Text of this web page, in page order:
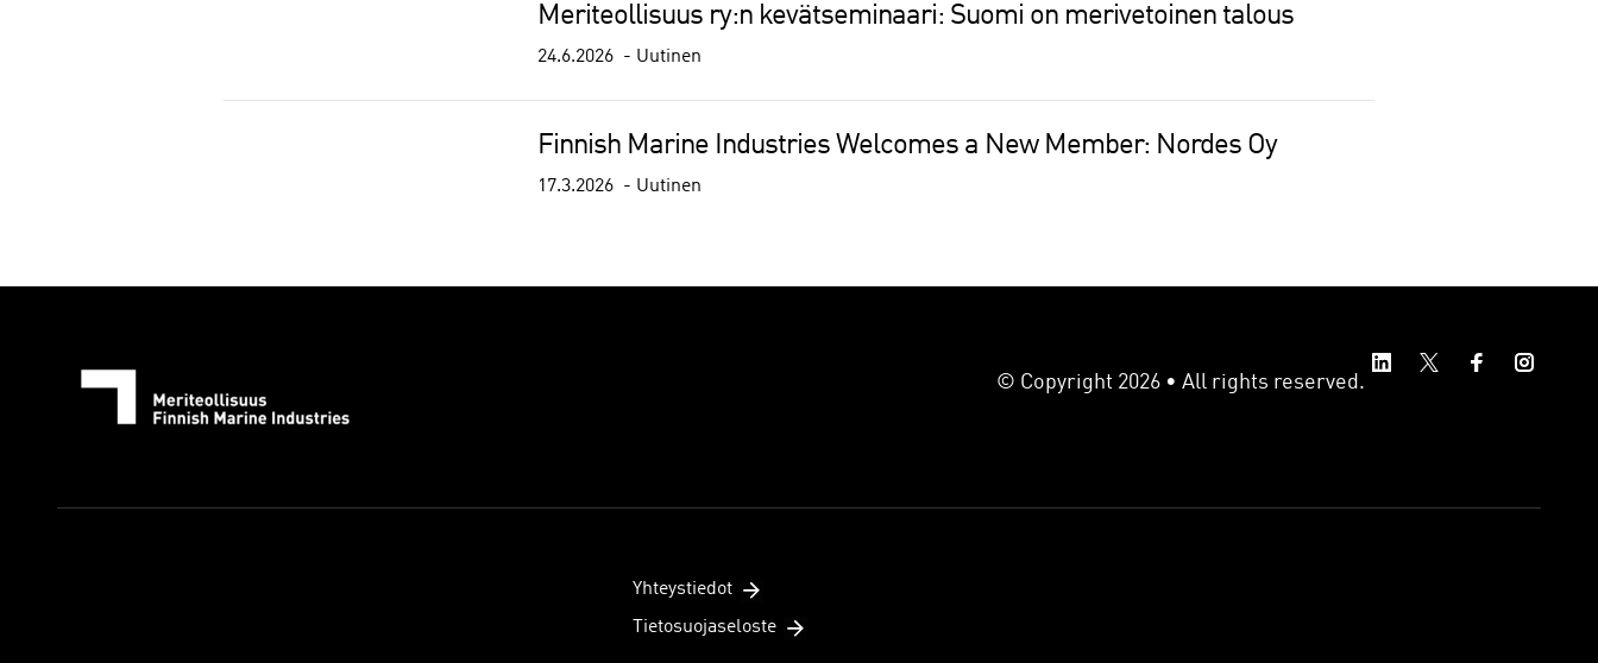
Meriteollisuus ry:n kevätseminaari: Suomi on merivetoinen talous
24.6.2026 Uutinen
Finnish Marine Industries Welcomes a New Member: Nordes Oy
17.3.2026 Uutinen
© Copyright 2026 • All rights reserved.
Yhteystiedot
Tietosuojaseloste